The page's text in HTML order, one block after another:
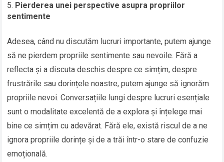
Pierderea unei perspective asupra propriilor
sentimente
Adesea, când nu discutăm lucruri importante, putem ajunge
să ne pierdem propriile sentimente sau nevoile. Fără a
reflecta și a discuta deschis despre ce simțim, despre
frustrările sau dorințele noastre, putem ajunge să ignorăm
propriile nevoi. Conversațiile lungi despre lucruri esențiale
sunt o modalitate excelentă de a explora și înțelege mai
bine ce simțim cu adevărat. Fără ele, există riscul de a ne
ignora propriile dorințe și de a trăi într-o stare de confuzie
emoțională.